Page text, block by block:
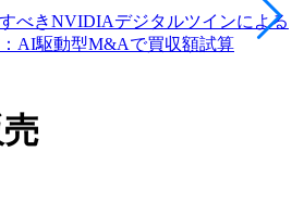
べきNVIDIAデジタルツインによる
AI駆動型M&Aで買収額試算